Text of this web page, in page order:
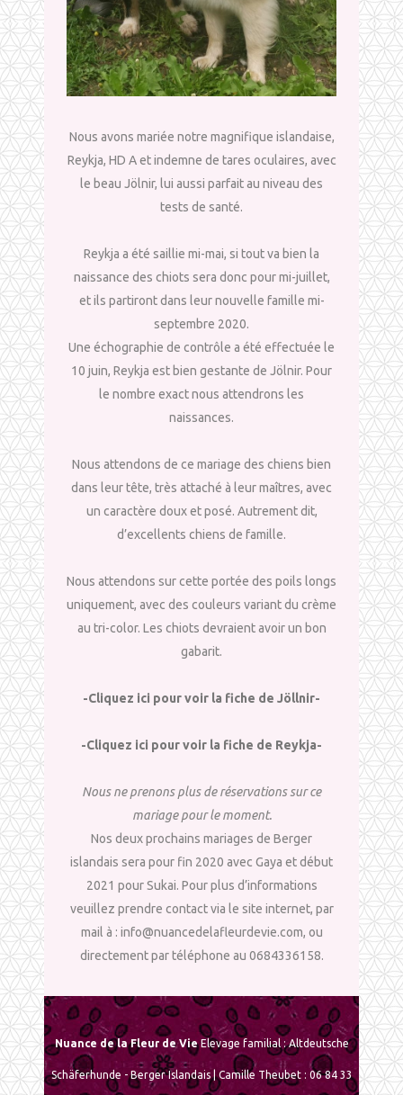
Nous avons mariée notre magnifique islandaise,
Reykja, HD A et indemne de tares oculaires, avec
le beau Jölnir, lui aussi parfait au niveau des
tests de santé.
Reykja a été saillie mi-mai, si tout va bien la
naissance des chiots sera donc pour mi-juillet,
et ils partiront dans leur nouvelle famille mi-
septembre 2020.
Une échographie de contrôle a été effectuée le
10 juin, Reykja est bien gestante de Jölnir. Pour
le nombre exact nous attendrons les
naissances.
Nous attendons de ce mariage des chiens bien
dans leur tête, très attaché à leur maîtres, avec
un caractère doux et posé. Autrement dit,
d’excellents chiens de famille.
Nous attendons sur cette portée des poils longs
uniquement, avec des couleurs variant du crème
au tri-color. Les chiots devraient avoir un bon
gabarit.
-Cliquez ici pour voir la fiche de Jöllnir-
-Cliquez ici pour voir la fiche de Reykja-
Nous ne prenons plus de réservations sur ce
mariage pour le moment.
Nos deux prochains mariages de Berger
islandais sera pour fin 2020 avec Gaya et début
2021 pour Sukai. Pour plus d’informations
veuillez prendre contact via le site internet, par
mail à : info@nuancedelafleurdevie.com, ou
directement par téléphone au 0684336158.
Nuance de la Fleur de VieElevage familial : Altdeutsche
Schäferhunde - Berger Islandais | Camille Theubet : 06 84 33